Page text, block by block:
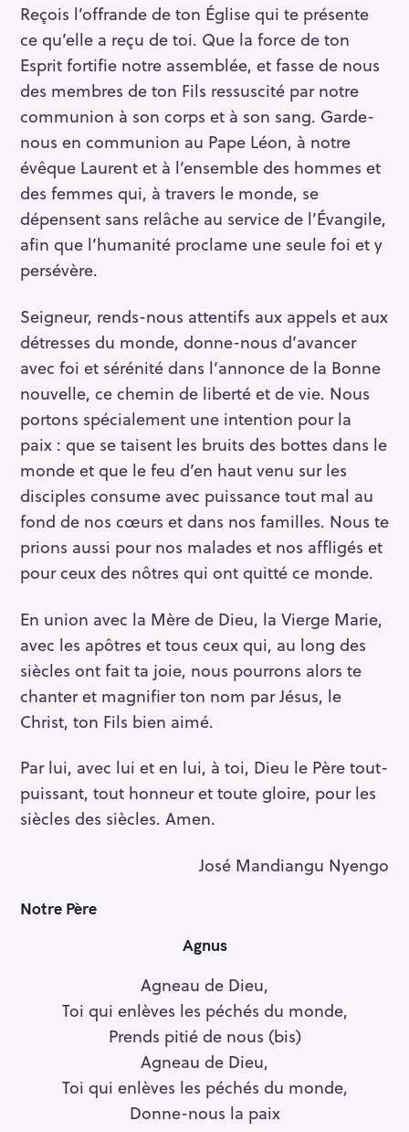
Reçois l’offrande de ton Église qui te présente
ce qu’elle a reçu de toi. Que la force de ton
Esprit fortifie notre assemblée, et fasse de nous
des membres de ton Fils ressuscité par notre
communion à son corps et à son sang. Garde-
nous en communion au Pape Léon, à notre
évêque Laurent et à l’ensemble des hommes et
des femmes qui, à travers le monde, se
dépensent sans relâche au service de l’Évangile,
afin que l’humanité proclame une seule foi et y
persévère.
Seigneur, rends-nous attentifs aux appels et aux
détresses du monde, donne-nous d’avancer
avec foi et sérénité dans l’annonce de la Bonne
nouvelle, ce chemin de liberté et de vie. Nous
portons spécialement une intention pour la
paix : que se taisent les bruits des bottes dans le
monde et que le feu d’en haut venu sur les
disciples consume avec puissance tout mal au
fond de nos cœurs et dans nos familles. Nous te
prions aussi pour nos malades et nos affligés et
pour ceux des nôtres qui ont quitté ce monde.
En union avec la Mère de Dieu, la Vierge Marie,
avec les apôtres et tous ceux qui, au long des
siècles ont fait ta joie, nous pourrons alors te
chanter et magnifier ton nom par Jésus, le
Christ, ton Fils bien aimé.
Par lui, avec lui et en lui, à toi, Dieu le Père tout-
puissant, tout honneur et toute gloire, pour les
siècles des siècles. Amen.
José Mandiangu Nyengo
Notre Père
Agnus
Agneau de Dieu,
Toi qui enlèves les péchés du monde,
Prends pitié de nous (bis)
Agneau de Dieu,
Toi qui enlèves les péchés du monde,
Donne-nous la paix